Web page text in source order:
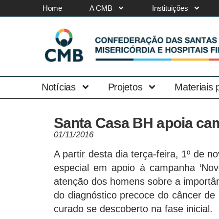
Home A CMB Instituições
Notícias Projetos Materiais
Santa Casa BH apoia
01/11/2016
A partir desta dia terça-feira, 1º de
especial em apoio à campanha
atenção dos homens sobre a
do diagnóstico precoce do câncer
curado se descoberto na fase inicial.